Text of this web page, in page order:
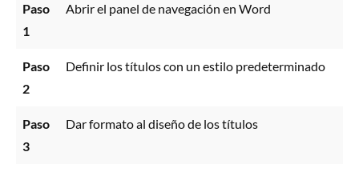
Paso
1
Abrir el panel de navegación en Word
Paso
2
Definir los títulos con un estilo predeterminado
Paso
3
Dar formato al diseño de los títulos